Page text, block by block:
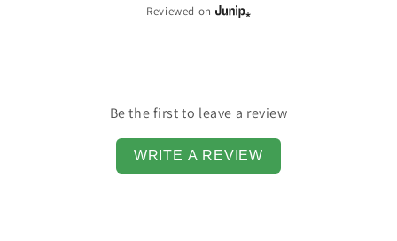
Reviewed on
Be the first to leave a review
WRITE A REVIEW